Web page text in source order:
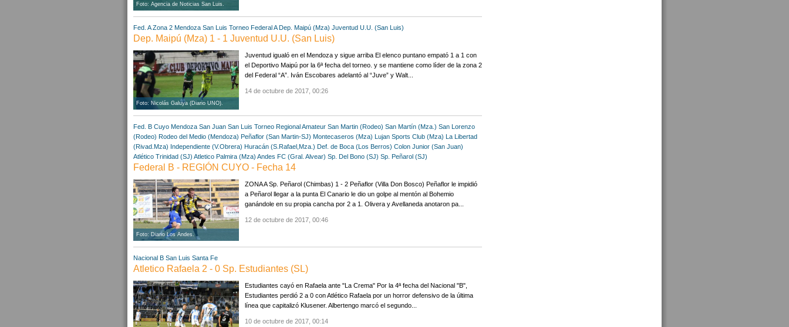
Foto: Agencia de Noticias San Luis.
Fed. A Zona 2 Mendoza San Luis Torneo Federal A Dep. Maipú (Mza) Juventud U.U. (San Luis)
Dep. Maipú (Mza) 1 - 1 Juventud U.U. (San Luis)
Foto: Nicolás Galuya (Diario UNO).
Juventud igualó en el Mendoza y sigue arriba El elenco puntano empató 1 a 1 con
el Deportivo Maipú por la 6ª fecha del torneo. y se mantiene como líder de la zona 2
del Federal “A”. Iván Escobares adelantó al “Juve” y Walt...
14 de octubre de 2017, 00:26
Fed. B Cuyo Mendoza San Juan San Luis Torneo Regional Amateur San Martin (Rodeo) San Martín (Mza.) San Lorenzo
(Rodeo) Rodeo del Medio (Mendoza) Peñaflor (San Martin-SJ) Montecaseros (Mza) Lujan Sports Club (Mza) La Libertad
(Rivad.Mza) Independiente (V.Obrera) Huracán (S.Rafael,Mza.) Def. de Boca (Los Berros) Colon Junior (San Juan)
Atlético Trinidad (SJ) Atletico Palmira (Mza) Andes FC (Gral. Alvear) Sp. Del Bono (SJ) Sp. Peñarol (SJ)
Federal B - REGIÓN CUYO - Fecha 14
Foto: Diario Los Andes.
ZONA A Sp. Peñarol (Chimbas) 1 - 2 Peñaflor (Villa Don Bosco) Peñaflor le impidió
a Peñarol llegar a la punta El Canario le dio un golpe al mentón al Bohemio
ganándole en su propia cancha por 2 a 1. Olivera y Avellaneda anotaron pa...
12 de octubre de 2017, 00:46
Nacional B San Luis Santa Fe
Atletico Rafaela 2 - 0 Sp. Estudiantes (SL)
Estudiantes cayó en Rafaela ante "La Crema" Por la 4ª fecha del Nacional "B",
Estudiantes perdió 2 a 0 con Atlético Rafaela por un horror defensivo de la última
línea que capitalizó Klusener. Albertengo marcó el segundo...
10 de octubre de 2017, 00:14